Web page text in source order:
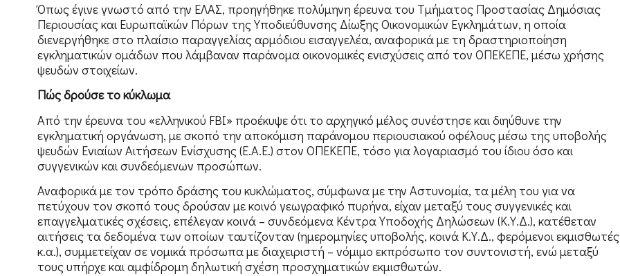
Όπως έγινε γνωστό από την ΕΛΑΣ, προηγήθηκε πολύμηνη έρευνα του Τμήματος Προστασίας Δημόσιας
Περιουσίας και Ευρωπαϊκών Πόρων της Υποδιεύθυνσης Δίωξης Οικονομικών Εγκλημάτων, η οποία
διενεργήθηκε στο πλαίσιο παραγγελίας αρμόδιου εισαγγελέα, αναφορικά με τη δραστηριοποίηση
εγκληματικών ομάδων που λάμβαναν παράνομα οικονομικές ενισχύσεις από τον ΟΠΕΚΕΠΕ, μέσω χρήσης
ψευδών στοιχείων.
Πώς δρούσε το κύκλωμα
Από την έρευνα του «ελληνικού FBI» προέκυψε ότι το αρχηγικό μέλος συνέστησε και διηύθυνε την
εγκληματική οργάνωση, με σκοπό την αποκόμιση παράνομου περιουσιακού οφέλους μέσω της υποβολής
ψευδών Ενιαίων Αιτήσεων Ενίσχυσης (Ε.Α.Ε.) στον ΟΠΕΚΕΠΕ, τόσο για λογαριασμό του ίδιου όσο και
συγγενικών και συνδεόμενων προσώπων.
Αναφορικά με τον τρόπο δράσης του κυκλώματος, σύμφωνα με την Αστυνομία, τα μέλη του για να
πετύχουν τον σκοπό τους δρούσαν με κοινό γεωγραφικό πυρήνα, είχαν μεταξύ τους συγγενικές και
επαγγελματικές σχέσεις, επέλεγαν κοινά – συνδεόμενα Κέντρα Υποδοχής Δηλώσεων (Κ.Υ.Δ.), κατέθεταν
αιτήσεις τα δεδομένα των οποίων ταυτίζονταν (ημερομηνίες υποβολής, κοινά Κ.Υ.Δ., φερόμενοι εκμισθωτές
κ.α.), συμμετείχαν σε νομικά πρόσωπα με διαχειριστή – νόμιμο εκπρόσωπο τον συντονιστή, ενώ μεταξύ
τους υπήρχε και αμφίδρομη δηλωτική σχέση προσχηματικών εκμισθωτών.